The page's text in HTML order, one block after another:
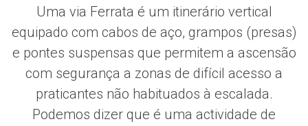
Uma via Ferrata é um itinerário vertical
equipado com cabos de aço, grampos (presas)
e pontes suspensas que permitem a ascensão
com segurança a zonas de difícil acesso a
praticantes não habituados à escalada.
Podemos dizer que é uma actividade de